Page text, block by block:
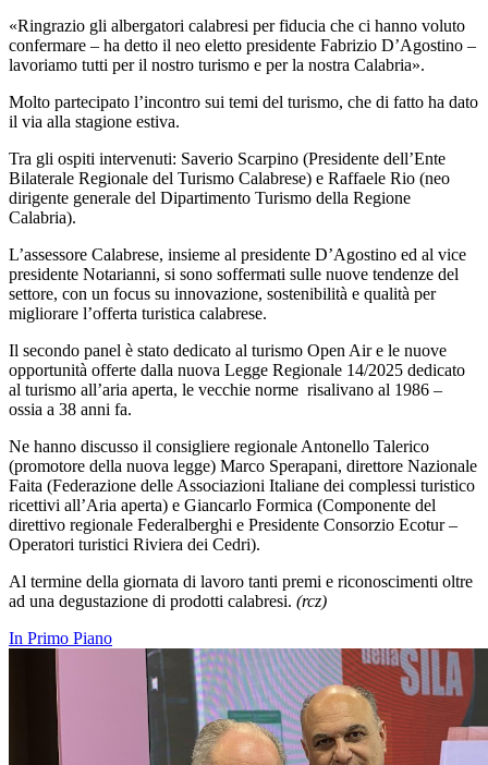
«Ringrazio gli albergatori calabresi per fiducia che ci hanno voluto
confermare – ha detto il neo eletto presidente Fabrizio D’Agostino –
lavoriamo tutti per il nostro turismo e per la nostra Calabria».
Molto partecipato l’incontro sui temi del turismo, che di fatto ha dato
il via alla stagione estiva.
Tra gli ospiti intervenuti: Saverio Scarpino (Presidente dell’Ente
Bilaterale Regionale del Turismo Calabrese) e Raffaele Rio (neo
dirigente generale del Dipartimento Turismo della Regione
Calabria).
L’assessore Calabrese, insieme al presidente D’Agostino ed al vice
presidente Notarianni, si sono soffermati sulle nuove tendenze del
settore, con un focus su innovazione, sostenibilità e qualità per
migliorare l’offerta turistica calabrese.
Il secondo panel è stato dedicato al turismo Open Air e le nuove
opportunità offerte dalla nuova Legge Regionale 14/2025 dedicato
al turismo all’aria aperta, le vecchie norme risalivano al 1986 –
ossia a 38 anni fa.
Ne hanno discusso il consigliere regionale Antonello Talerico
(promotore della nuova legge) Marco Sperapani, direttore Nazionale
Faita (Federazione delle Associazioni Italiane dei complessi turistico
ricettivi all’Aria aperta) e Giancarlo Formica (Componente del
direttivo regionale Federalberghi e Presidente Consorzio Ecotur –
Operatori turistici Riviera dei Cedri).
Al termine della giornata di lavoro tanti premi e riconoscimenti oltre
ad una degustazione di prodotti calabresi. (rcz)
In Primo Piano